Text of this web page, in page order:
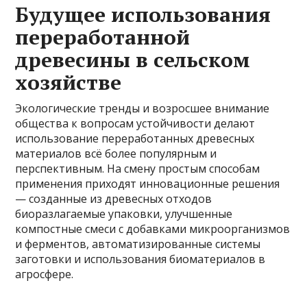
Будущее использования
переработанной
древесины в сельском
хозяйстве
Экологические тренды и возросшее внимание
общества к вопросам устойчивости делают
использование переработанных древесных
материалов всё более популярным и
перспективным. На смену простым способам
применения приходят инновационные решения
— созданные из древесных отходов
биоразлагаемые упаковки, улучшенные
компостные смеси с добавками микроорганизмов
и ферментов, автоматизированные системы
заготовки и использования биоматериалов в
агросфере.